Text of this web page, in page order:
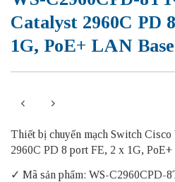
Catalyst 2960C PD
1G, PoE+ LAN Base
Thiết bị chuyển mạch Switch
2960C PD 8 port FE, 2 x 1G,
✓ Mã sản phẩm: WS-C2960CPD-